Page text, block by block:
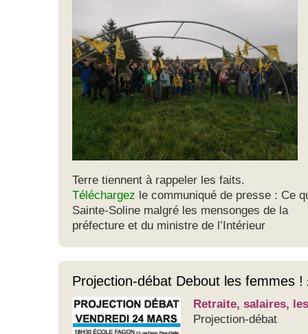
Terre tiennent à rappeler les faits.
Téléchargez le communiqué de presse : Ce
Sainte-Soline malgré les mensonges de la
préfecture et du ministre de l’Intérieur
Projection-débat Debout les femmes !
Retraite, salaires,
Projection-débat